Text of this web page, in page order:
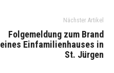
Nächster Artikel
Folgemeldung zum Brand
eines Einfamilienhauses in
St. Jürgen